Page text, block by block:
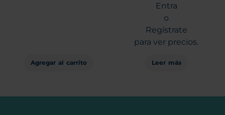
Agregar al carrito
Entra
o
Regístrate
para ver precios.
Leer más